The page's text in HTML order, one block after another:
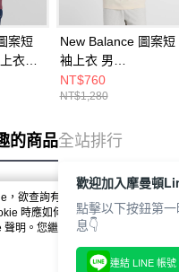
案短
衣
New Balance 圖案短
袖上衣 男
MT53900PEF-F
NT$760
NT$1,280
的商品全站排行
，欲查詢有關本網站使用 cookie 方
時應如何變更電腦的 cookie 設
聲明。您繼續使用本網站即表示您
使用 cookie。
歡迎加入摩曼頓
點擊以下按鈕第
息👇
連結 LINE 帳號